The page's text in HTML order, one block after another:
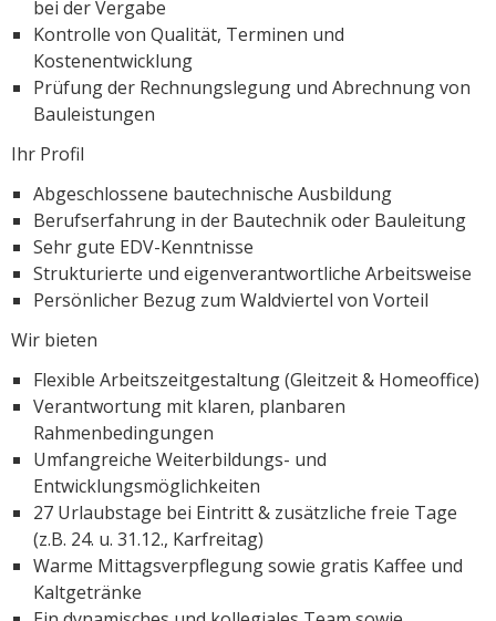
bei der Vergabe
Kontrolle von Qualität, Terminen und
Kostenentwicklung
Prüfung der Rechnungslegung und Abrechnung von
Bauleistungen
Ihr Profil
Abgeschlossene bautechnische Ausbildung
Berufserfahrung in der Bautechnik oder Bauleitung
Sehr gute EDV-Kenntnisse
Strukturierte und eigenverantwortliche Arbeitsweise
Persönlicher Bezug zum Waldviertel von Vorteil
Wir bieten
Flexible Arbeitszeitgestaltung (Gleitzeit & Homeoffice)
Verantwortung mit klaren, planbaren
Rahmenbedingungen
Umfangreiche Weiterbildungs- und
Entwicklungsmöglichkeiten
27 Urlaubstage bei Eintritt & zusätzliche freie Tage
(z.B. 24. u. 31.12., Karfreitag)
Warme Mittagsverpflegung sowie gratis Kaffee und
Kaltgetränke